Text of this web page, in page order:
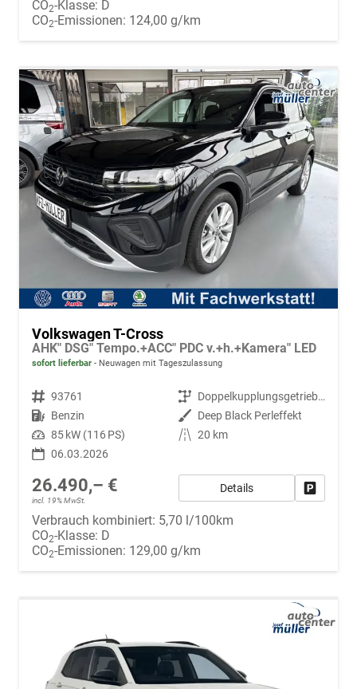
CO2-Klasse: D
CO2-Emissionen: 124,00 g/km
Volkswagen T-Cross
AHK" DSG" Tempo.+ACC" PDC v.+h.+Kamera" LED
sofort lieferbar Neuwagen mit Tageszulassung
Fahrzeugnr. 93761 Getriebe
Doppelkupplungsgetriebe (DSG)
Kraftstoff Benzin Außenfarbe Deep Black Perleffekt
Leistung 85 kW (116 PS) Kilometerstand 20 km
06.03.2026
26.490,– €
incl. 19% MwSt.
Details
Verbrauch kombiniert: 5,70 l/100km
CO2-Klasse: D
CO2-Emissionen: 129,00 g/km